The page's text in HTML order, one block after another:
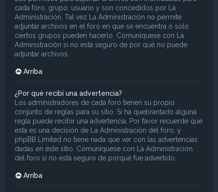
cada foro, grupo, usuario y son concedidos por La
Administración. Tal vez La Administración no permite
adjuntar archivos en el foro en que se encuentra o solo
ciertos grupos pueden hacerlo. Comuníquese con La
Administración si no está seguro de por qué no puede
adjuntar archivos.
Arriba
¿Por qué recibí una advertencia?
Los administradores de cada foro tienen su propio
conjunto de reglas para su sitio. Si ha quebrantado alguna
regla puede recibir una advertencia. Por favor recuerde que
esta es una decisión de La Administración del foro, y
phpBB Limited no tiene nada que ver con las advertencias
dadas en este sitio. Comuníquese con La Administración
del foro si no está seguro de porqué fue advertido.
Arriba